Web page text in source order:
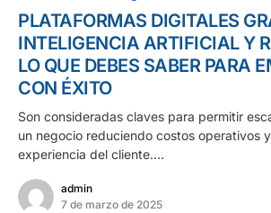
PLATAFORMAS DIGITALES
INTELIGENCIA ARTIFICIAL Y
LO QUE DEBES SABER PARA
CON ÉXITO
Son consideradas claves para permitir
un negocio reduciendo costos operativos
experiencia del cliente.…
admin
7 de marzo de 2025